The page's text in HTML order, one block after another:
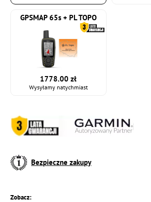
GPSMAP 65s + PL TOPO
1778.00 zł
Wysyłamy natychmiast
Bezpieczne zakupy
Zobacz: